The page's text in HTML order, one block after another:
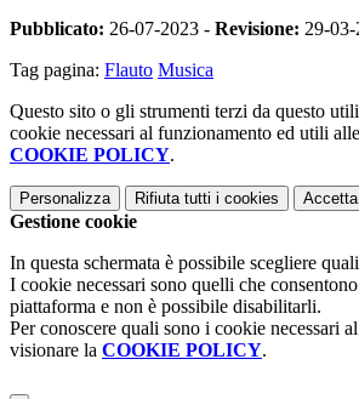
Pubblicato: 26-07-2023 - Revisione: 29-
Tag pagina: Flauto Musica
Questo sito o gli strumenti terzi da questo
cookie necessari al funzionamento ed utili
COOKIE POLICY.
Personalizza Rifiuta tutti i cookies
Gestione cookie
In questa schermata è possibile scegliere
I cookie necessari sono quelli che
piattaforma e non è possibile disabilitarli.
Per conoscere quali sono i cookie necessari
visionare la COOKIE POLICY.